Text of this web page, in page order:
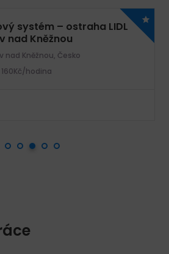
systém – ostraha LIDL
nad Kněžnou
nad Kněžnou, Česko
160Kč/hodina